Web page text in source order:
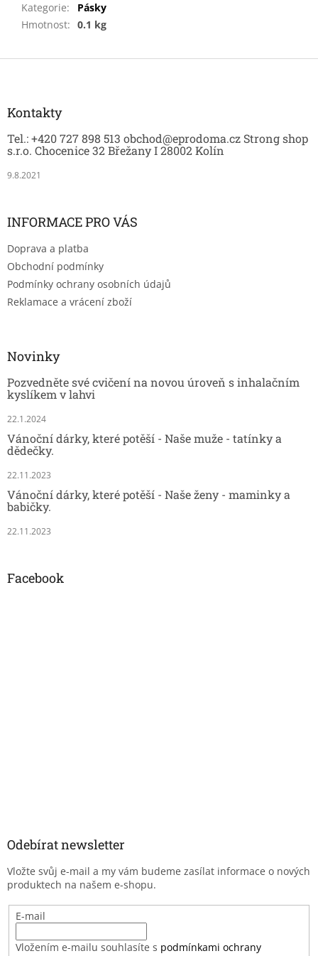
Kategorie:
Pásky
Hmotnost: 0.1 kg
Kontakty
Tel.: +420 727 898 513 obchod@eprodoma.cz Strong shop
s.r.o. Chocenice 32 Břežany I 28002 Kolín
9.8.2021
INFORMACE PRO VÁS
Doprava a platba
Obchodní podmínky
Podmínky ochrany osobních údajů
Reklamace a vrácení zboží
Novinky
Pozvedněte své cvičení na novou úroveň s inhalačním
kyslíkem v lahvi
22.1.2024
Vánoční dárky, které potěší - Naše muže - tatínky a
dědečky.
22.11.2023
Vánoční dárky, které potěší - Naše ženy - maminky a
babičky.
22.11.2023
Facebook
Odebírat newsletter
Vložte svůj e-mail a my vám budeme zasílat informace o nových
produktech na našem e-shopu.
E-mail
Vložením e-mailu souhlasíte s podmínkami ochrany